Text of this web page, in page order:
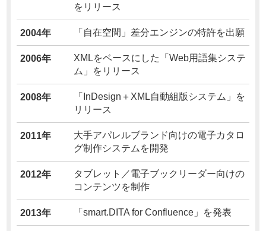
をリリース
2004年 「自在空間」差分エンジンの特許を出願
2006年
XMLをベースにした「Web用語集システ
ム」をリリース
2008年
「InDesign＋XML自動組版システム」を
リリース
2011年
大手アパレルブランド向けの電子カタロ
グ制作システムを開発
2012年
タブレット／電子ブックリーダー向けの
コンテンツを制作
2013年 「smart.DITA for Confluence」を発表